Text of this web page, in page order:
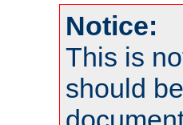
Notice:
This is
should